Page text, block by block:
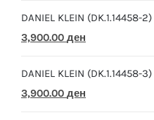
was:
10,390.00 ден.
is:
5,500.00 ден.
DANIEL KLEIN (DK.1.14458-2)
Original
was:
7,490.00 ден.
3,900.00 ден
is:
3,900.00 ден.
DANIEL KLEIN (DK.1.14458-3)
Original
3,900.00 ден